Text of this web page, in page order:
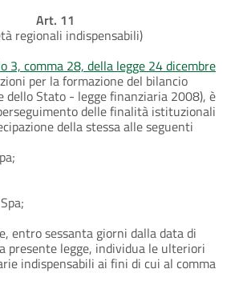
Art. 11
regionali indispensabili)
3, comma 28, della legge 24 dicembre
per la formazione del bilancio
dello Stato - legge finanziaria 2008), è
delle finalità istituzionali
della stessa alle seguenti
entro sessanta giorni dalla data di
presente legge, individua le ulteriori
indispensabili ai fini di cui al comma